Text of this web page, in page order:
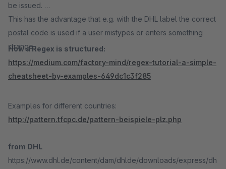
be issued.
This has the advantage that e.g. with the DHL label the correct
postal code is used if a user mistypes or enters something
strange.
How a Regex is structured:
https://medium.com/factory-mind/regex-tutorial-a-simple-
cheatsheet-by-examples-649dc1c3f285
Examples for different countries:
http://pattern.tfcpc.de/pattern-beispiele-plz.php
from DHL
https://www.dhl.de/content/dam/dhlde/downloads/express/dh